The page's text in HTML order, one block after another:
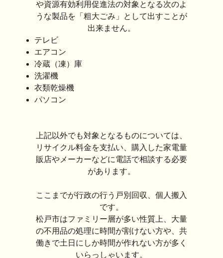
や資源有効利用促進法の対象となる次のよ
うな製品を「粗大ごみ」として出すことが
出来ません。
テレビ
エアコン
冷蔵（凍）庫
洗濯機
衣類乾燥機
パソコン
上記以外でも対象となるものについては、
リサイクル料金を支払い、購入した家電量
販店やメーカーなどに電話で相談する必要
があります。
ここまでが行政の行う戸別回収、個人搬入
です。
松戸市はファミリー層が多い性質上、大量
の不用品の処理に時間が割けない方や、共
働きで土日にしか時間が作れない方が多く
いらっしゃいます。